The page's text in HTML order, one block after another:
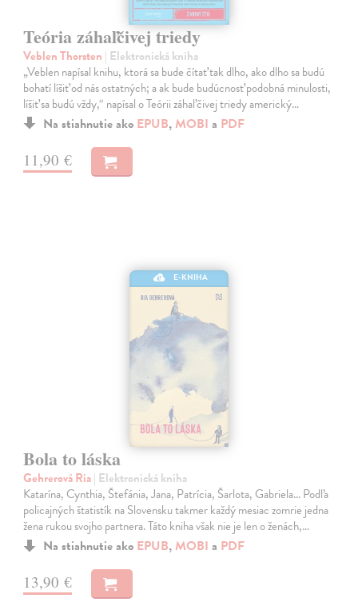
Teória záhaľčivej triedy
Veblen Thorsten | Elektronická kniha
„Veblen napísal knihu, ktorá sa bude čítať tak dlho, ako dlho sa budú
bohatí líšiť od nás ostatných; a ak bude budúcnosť podobná minulosti,
líšiť sa budú vždy,“ napísal o Teórii záhaľčivej triedy americký…
Na stiahnutie ako EPUB, MOBI a PDF
11,90 €
E-KNIHA
Bola to láska
Gehrerová Ria| Elektronická kniha
Katarína, Cynthia, Štefánia, Jana, Patrícia, Šarlota, Gabriela... Podľa
policajných štatistík na Slovensku takmer každý mesiac zomrie jedna
žena rukou svojho partnera. Táto kniha však nie je len o ženách,…
Na stiahnutie ako EPUB, MOBI a PDF
13,90 €